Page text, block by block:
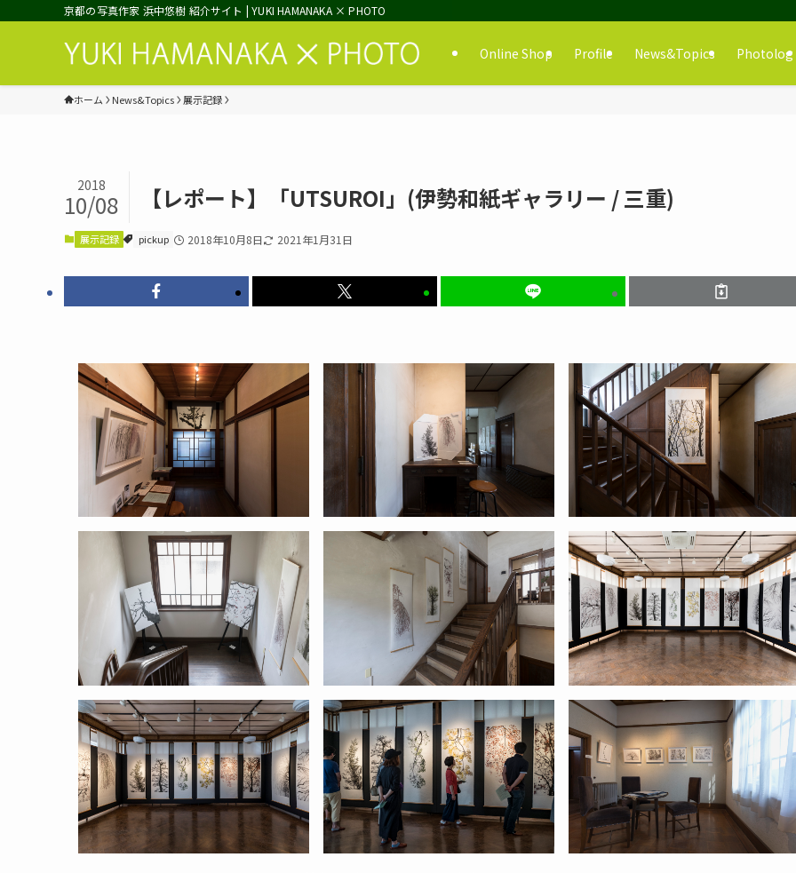
京都の写真作家 浜中悠樹 紹介サイト | YUKI HAMANAKA × PHOTO
Online Shop Profile News&Topics Photolog
ホーム News&Topics 展示記録
【レポート】「UTSUROI」(伊勢和紙ギャラリー / 三重)
2018
10/08
展示記録 pickup 2018年10月8日 2021年1月31日